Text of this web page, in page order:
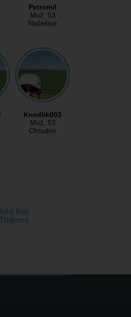
Petromil
Muž, 53
Načešice
Knedlik003
Muž, 53
Chrudim
kraj